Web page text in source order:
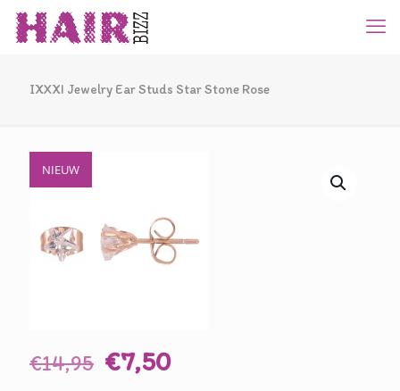
IXXXI Jewelry Ear Studs Star Stone Rose
NIEUW
€14,95 Oorspronkelijke
€7,50Huidige